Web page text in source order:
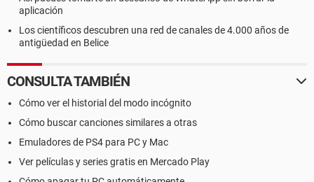
aplicación
Los científicos descubren una red de canales de 4.000 años de
antigüedad en Belice
CONSULTA TAMBIÉN
Cómo ver el historial del modo incógnito
Cómo buscar canciones similares a otras
Emuladores de PS4 para PC y Mac
Ver películas y series gratis en Mercado Play